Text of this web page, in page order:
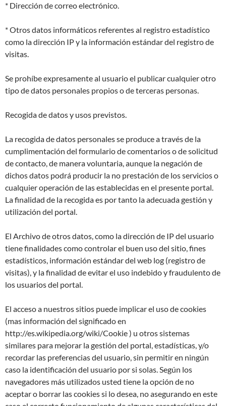
* Dirección de correo electrónico.
* Otros datos informáticos referentes al registro estadístico
como la dirección IP y la información estándar del registro de
visitas.
Se prohíbe expresamente al usuario el publicar cualquier otro
tipo de datos personales propios o de terceras personas.
Recogida de datos y usos previstos.
La recogida de datos personales se produce a través de la
cumplimentación del formulario de comentarios o de solicitud
de contacto, de manera voluntaria, aunque la negación de
dichos datos podrá producir la no prestación de los servicios o
cualquier operación de las establecidas en el presente portal.
La finalidad de la recogida es por tanto la adecuada gestión y
utilización del portal.
El Archivo de otros datos, como la dirección de IP del usuario
tiene finalidades como controlar el buen uso del sitio, fines
estadísticos, información estándar del web log (registro de
visitas), y la finalidad de evitar el uso indebido y fraudulento de
los usuarios del portal.
El acceso a nuestros sitios puede implicar el uso de cookies
(mas información del significado en
http://es.wikipedia.org/wiki/Cookie ) u otros sistemas
similares para mejorar la gestión del portal, estadísticas, y/o
recordar las preferencias del usuario, sin permitir en ningún
caso la identificación del usuario por si solas. Según los
navegadores más utilizados usted tiene la opción de no
aceptar o borrar las cookies si lo desea, no asegurando en este